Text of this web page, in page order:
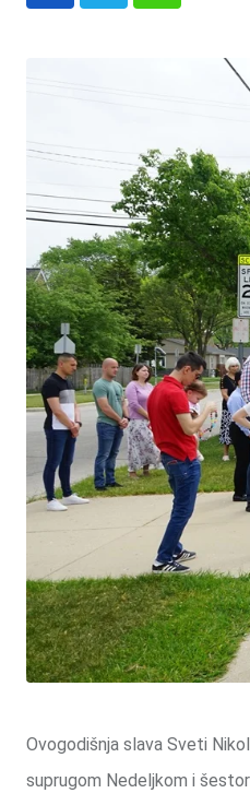
Ovogodišnja slava Sveti
suprugom Nedeljkom i